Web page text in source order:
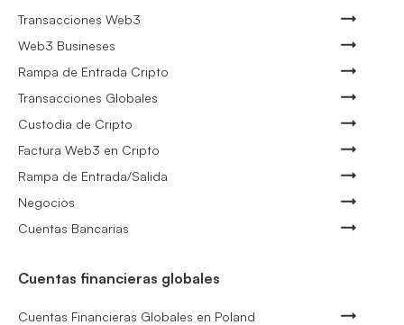
Transacciones Web3
Web3 Busineses
Rampa de Entrada Cripto
Transacciones Globales
Custodia de Cripto
Factura Web3 en Cripto
Rampa de Entrada/Salida
Negocios
Cuentas Bancarias
Cuentas financieras globales
Cuentas Financieras Globales en Poland